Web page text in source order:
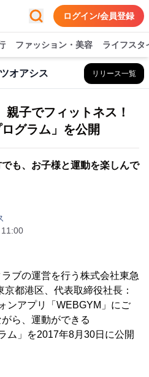
ログイン/会員登録
ファッション・美容 ライフスタ
オアシス リリース一覧
子でフィットネス！
グラム」を公開
も、お子様と運動を楽しんで
ブの運営を行う株式会社東急
都港区、代表取締役社長：
ンアプリ「WEBGYM」にご
ら、運動ができる
ム」を2017年8月30日に公開